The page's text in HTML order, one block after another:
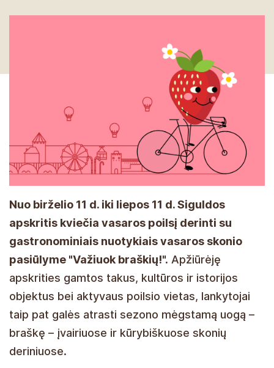
Nuo birželio 11 d. iki liepos 11 d. Siguldos
apskritis kviečia vasaros poilsį derinti su
gastronominiais nuotykiais vasaros skonio
pasiūlyme "Važiuok braškių!". Apžiūrėję
apskrities gamtos takus, kultūros ir istorijos
objektus bei aktyvaus poilsio vietas, lankytojai
taip pat galės atrasti sezono mėgstamą uogą –
braškę – įvairiuose ir kūrybiškuose skonių
deriniuose.